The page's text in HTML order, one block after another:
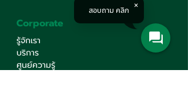
Corporate
รู้จักเรา
บริการ
ศูนย์ความรู้
สอบถาม คลิก